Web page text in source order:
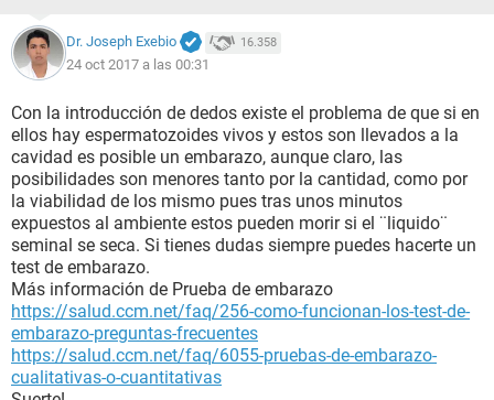
Dr. Joseph Exebio 16.358
24 oct 2017 a las 00:31
Con la introducción de dedos existe el problema de que si en
ellos hay espermatozoides vivos y estos son llevados a la
cavidad es posible un embarazo, aunque claro, las
posibilidades son menores tanto por la cantidad, como por
la viabilidad de los mismo pues tras unos minutos
expuestos al ambiente estos pueden morir si el ¨liquido¨
seminal se seca. Si tienes dudas siempre puedes hacerte un
test de embarazo.
Más información de Prueba de embarazo
https://salud.ccm.net/faq/256-como-funcionan-los-test-de-
embarazo-preguntas-frecuentes
https://salud.ccm.net/faq/6055-pruebas-de-embarazo-
cualitativas-o-cuantitativas